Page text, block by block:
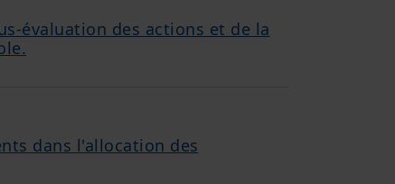
évaluation des actions et de la
dans l'allocation des